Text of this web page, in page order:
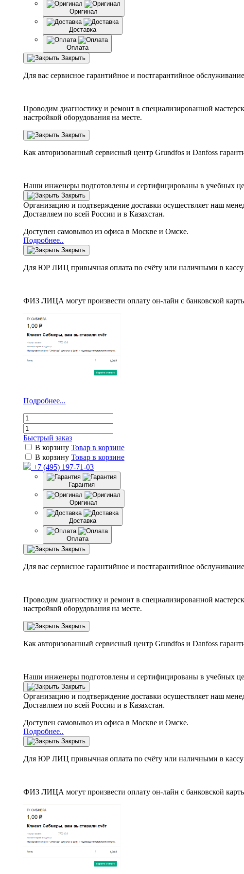
Оригинал
Доставка
Оплата
Закрыть
Для вас сервисное гарантийное и постгарантийное
Проводим диагностику и ремонт в специализированной
настройкой оборудования на месте.
Закрыть
Как авторизованный сервисный центр Grundfos и Danfoss
Наши инженеры подготовлены и сертифицированы в учебных
Закрыть
Организацию и подтверждение доставки осуществляет наш
Доставляем по всей России и в Казахстан.
Доступен самовывоз из офиса в Москве и Омске.
Подробнее..
Закрыть
Для ЮР ЛИЦ привычная оплата по счёту или наличными в
ФИЗ ЛИЦА могут произвести оплату он-лайн с банковской
Подробнее...
Быстрый заказ
В корзину Товар в корзине
В корзину Товар в корзине
+7 (495) 197-71-03
Гарантия
Оригинал
Доставка
Оплата
Закрыть
Для вас сервисное гарантийное и постгарантийное
Проводим диагностику и ремонт в специализированной
настройкой оборудования на месте.
Закрыть
Как авторизованный сервисный центр Grundfos и Danfoss
Наши инженеры подготовлены и сертифицированы в учебных
Закрыть
Организацию и подтверждение доставки осуществляет наш
Доставляем по всей России и в Казахстан.
Доступен самовывоз из офиса в Москве и Омске.
Подробнее..
Закрыть
Для ЮР ЛИЦ привычная оплата по счёту или наличными в
ФИЗ ЛИЦА могут произвести оплату он-лайн с банковской